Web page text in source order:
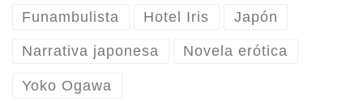
Funambulista Hotel Iris Japón
Narrativa japonesa Novela erótica
Yoko Ogawa